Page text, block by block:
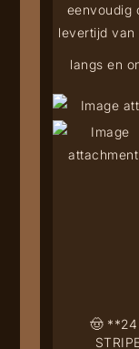
🤠 **24
eenvoudig
levertijd
langs en